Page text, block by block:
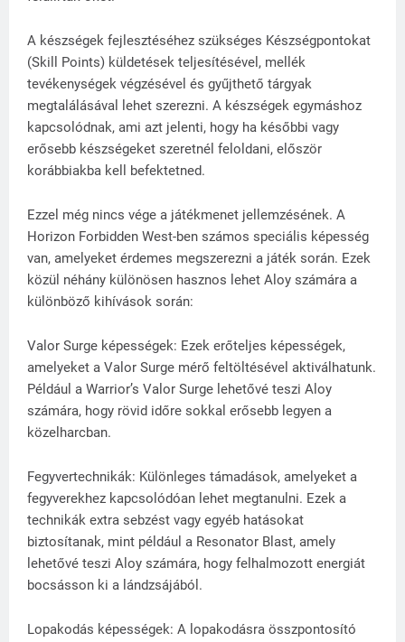
A készségek fejlesztéséhez szükséges Készségpontokat
(Skill Points) küldetések teljesítésével, mellék
tevékenységek végzésével és gyűjthető tárgyak
megtalálásával lehet szerezni. A készségek egymáshoz
kapcsolódnak, ami azt jelenti, hogy ha későbbi vagy
erősebb készségeket szeretnél feloldani, először
korábbiakba kell befektetned.
Ezzel még nincs vége a játékmenet jellemzésének. A
Horizon Forbidden West-ben számos speciális képesség
van, amelyeket érdemes megszerezni a játék során. Ezek
közül néhány különösen hasznos lehet Aloy számára a
különböző kihívások során:
Valor Surge képességek: Ezek erőteljes képességek,
amelyeket a Valor Surge mérő feltöltésével aktiválhatunk.
Például a Warrior’s Valor Surge lehetővé teszi Aloy
számára, hogy rövid időre sokkal erősebb legyen a
közelharcban.
Fegyvertechnikák: Különleges támadások, amelyeket a
fegyverekhez kapcsolódóan lehet megtanulni. Ezek a
technikák extra sebzést vagy egyéb hatásokat
biztosítanak, mint például a Resonator Blast, amely
lehetővé teszi Aloy számára, hogy felhalmozott energiát
bocsásson ki a lándzsájából.
Lopakodás képességek: A lopakodásra összpontosító